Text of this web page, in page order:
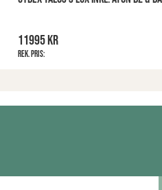
11995 kr
Rek. pris: